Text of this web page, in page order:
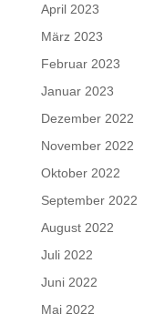
April 2023
März 2023
Februar 2023
Januar 2023
Dezember 2022
November 2022
Oktober 2022
September 2022
August 2022
Juli 2022
Juni 2022
Mai 2022